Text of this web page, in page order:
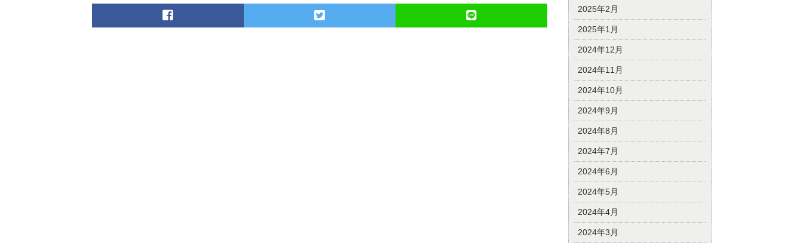
2025年2月
2025年1月
2024年12月
2024年11月
2024年10月
2024年9月
2024年8月
2024年7月
2024年6月
2024年5月
2024年4月
2024年3月